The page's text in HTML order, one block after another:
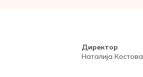
Директор
Наталија Костова